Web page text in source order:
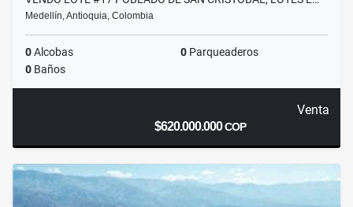
Medellín, Antioquia, Colombia
0Alcobas 0 Parqueaderos
0 Baños
Venta
$620.000.000COP